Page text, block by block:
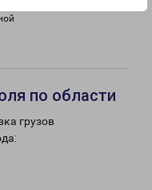
по области
грузов